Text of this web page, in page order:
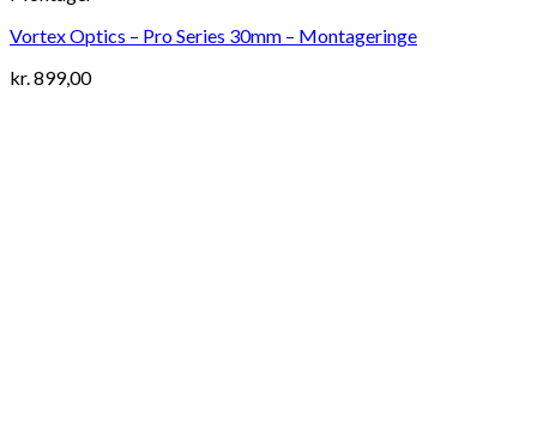
Vortex Optics – Pro Series 30mm – Montageringe
kr.899,00